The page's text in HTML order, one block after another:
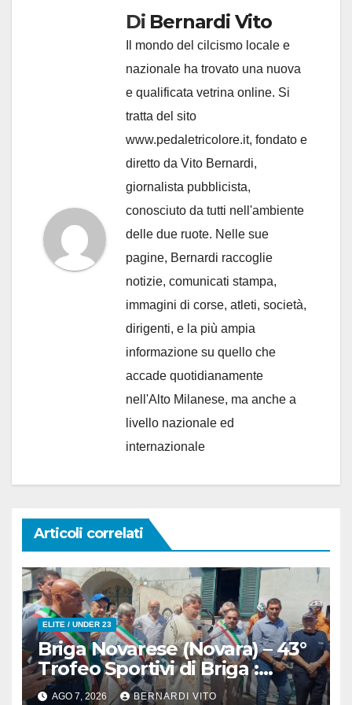
Di Bernardi Vito
Il mondo del cilcismo locale e
nazionale ha trovato una nuova
e qualificata vetrina online. Si
tratta del sito
www.pedaletricolore.it, fondato e
diretto da Vito Bernardi,
giornalista pubblicista,
conosciuto da tutti nell'ambiente
delle due ruote. Nelle sue
pagine, Bernardi raccoglie
notizie, comunicati stampa,
immagini di corse, atleti, società,
dirigenti, e la più ampia
informazione su quello che
accade quotidianamente
nell'Alto Milanese, ma anche a
livello nazionale ed
internazionale
Articoli correlati
ELITE / UNDER 23
Briga Novarese (Novara) – 43°
Trofeo Sportivi di Briga :
Nicolò Arrighetti è ancora lui il
AGO 7, 2026 BERNARDI VITO